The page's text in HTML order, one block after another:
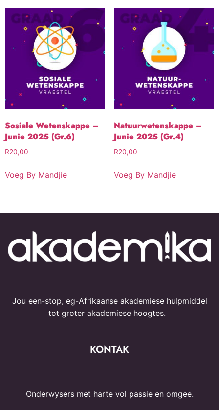
Sosiale Wetenskappe –
Junie 2025 (Gr.6)
R20,00
Voeg By Mandjie
Natuurwetenskappe –
Junie 2025 (Gr.4)
R20,00
Voeg By Mandjie
Jou een-stop, eg-Afrikaanse akademiese hulpmiddel
tot groter akademiese hoogtes.
KONTAK
Onderwysers met harte vol passie en omgee.